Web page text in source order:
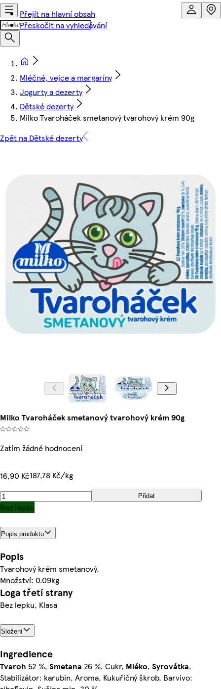
Přejít na hlavní obsah
Přeskočit na vyhledávání
Mléčné, vejce a margaríny
Jogurty a dezerty
Dětské dezerty
Milko Tvaroháček smetanový tvarohový krém 90g
Zpět na Dětské dezerty
Milko Tvaroháček smetanový tvarohový krém 90g
Zatím žádné hodnocení
16,90 Kč187,78 Kč/kg
Přidat
Bez lepku
Popis produktu
Popis
Tvarohový krém smetanový.
Množství: 0.09kg
Loga třetí strany
Bez lepku, Klasa
Složení
Ingredience
Tvaroh 52 %, Smetana 26 %, Cukr, Mléko, Syrovátka,
Stabilizátor: karubin, Aroma, Kukuřičný škrob, Barvivo: